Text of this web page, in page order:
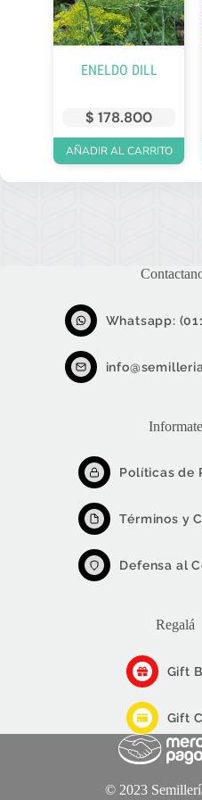
en
la
página
producto
ENELDO DILL
$ 178.800
AÑADIR AL CARRITO
Whatsapp:
Informate
Políticas de
Términos y
Defensa al
Regalá
Gift
Gift
© 2023